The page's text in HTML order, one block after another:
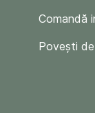
Comandă
Povești